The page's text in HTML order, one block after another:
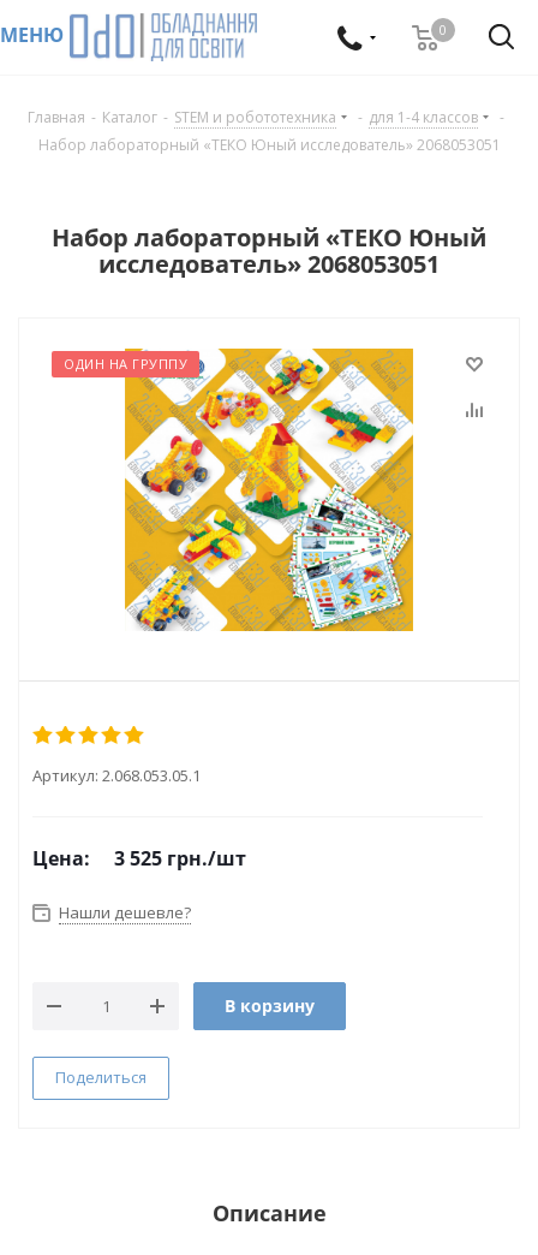
МЕНЮ 0
Главная - Каталог - STEM и робототехника - для 1-4 классов
-
Набор лабораторный «ТЕКО Юный исследователь» 2068053051
Набор лабораторный «ТЕКО Юный
исследователь» 2068053051
ОДИН НА ГРУППУ
Артикул: 2.068.053.05.1
Цена: 3 525 грн./шт
Нашли дешевле?
В корзину
Поделиться
Описание